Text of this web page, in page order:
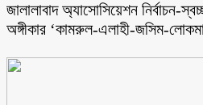
জালালাবাদ অ্যাসোসিয়েশন নির্বাচন-
অঙ্গীকার ‘কামরুল-এলাহী-জসিম-